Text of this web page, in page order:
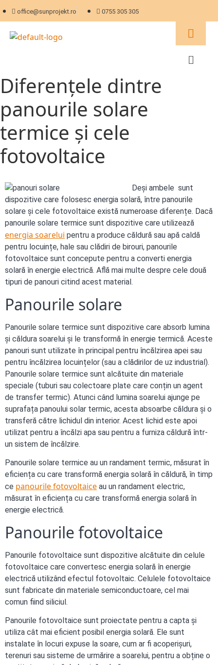
office@sunprojekt.ro 0755 305 305
Diferențele dintre
panourile solare
termice și cele
fotovoltaice
Deși ambele sunt
dispozitive care folosesc energia solară, între panourile
solare și cele fotovoltaice există numeroase diferențe. Dacă
panourile solare termice sunt dispozitive care utilizează
energia soarelui pentru a produce căldură sau apă caldă
pentru locuințe, hale sau clădiri de birouri, panourile
fotovoltaice sunt concepute pentru a converti energia
solară în energie electrică. Află mai multe despre cele două
tipuri de panouri citind acest material.
Panourile solare
Panourile solare termice sunt dispozitive care absorb lumina
și căldura soarelui și le transformă în energie termică. Aceste
panouri sunt utilizate în principal pentru încălzirea apei sau
pentru încălzirea locuințelor (sau a clădirilor de uz industrial).
Panourile solare termice sunt alcătuite din materiale
speciale (tuburi sau colectoare plate care conțin un agent
de transfer termic). Atunci când lumina soarelui ajunge pe
suprafața panoului solar termic, acesta absoarbe căldura și o
transferă către lichidul din interior. Acest lichid este apoi
utilizat pentru a încălzi apa sau pentru a furniza căldură într-
un sistem de încălzire.
Panourile solare termice au un randament termic, măsurat în
eficiența cu care transformă energia solară în căldură, în timp
ce panourile fotovoltaice au un randament electric,
măsurat în eficiența cu care transformă energia solară în
energie electrică.
Panourile fotovoltaice
Panourile fotovoltaice sunt dispozitive alcătuite din celule
fotovoltaice care convertesc energia solară în energie
electrică utilizând efectul fotovoltaic. Celulele fotovoltaice
sunt fabricate din materiale semiconductoare, cel mai
comun fiind siliciul.
Panourile fotovoltaice sunt proiectate pentru a capta și
utiliza cât mai eficient posibil energia solară. Ele sunt
instalate în locuri expuse la soare, cum ar fi acoperișuri,
terenuri sau sisteme de urmărire a soarelui, pentru a obține o